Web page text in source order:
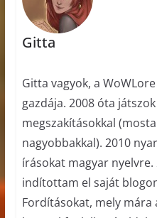
Gitta
Gitta vagyok, a
gazdája. 2008 óta
megszakításokkal
nagyobbakkal). 2010
írásokat magyar
indítottam el saját
Fordításokat, mely mára